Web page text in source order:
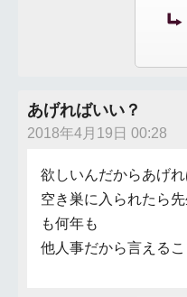
あげればいい？
2018年4月19日 00:28
欲しいんだからあげれ
空き巣に入られたら
も何年も
他人事だから言えるこ